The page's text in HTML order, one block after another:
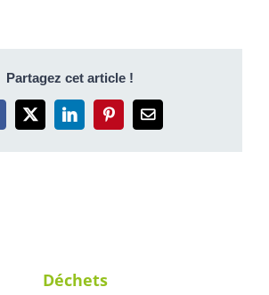
Partagez cet article !
X LinkedInPinterestEmail
Déchets